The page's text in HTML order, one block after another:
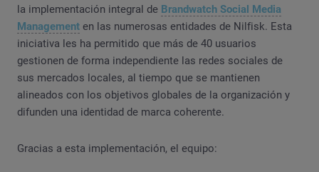
la implementación integral de Brandwatch Social Media
Management en las numerosas entidades de Nilfisk. Esta
iniciativa les ha permitido que más de 40 usuarios
gestionen de forma independiente las redes sociales de
sus mercados locales, al tiempo que se mantienen
alineados con los objetivos globales de la organización y
difunden una identidad de marca coherente.
Gracias a esta implementación, el equipo: